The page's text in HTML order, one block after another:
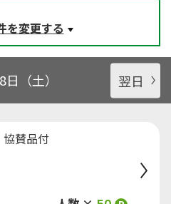
を変更する
（土） 翌日
協賛品付